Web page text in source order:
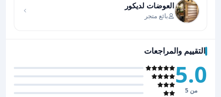
العوضات لديكور
بائع متجر
التقييم والمراجعات
5.0
من 5